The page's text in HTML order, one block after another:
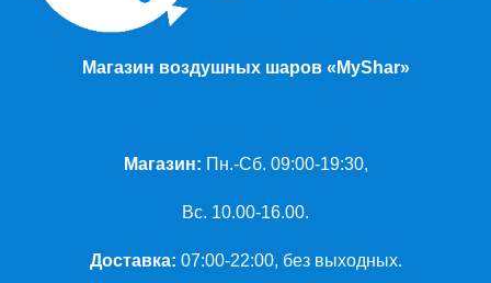
Магазин воздушных шаров «MyShar»
Магазин: Пн.-Сб. 09:00-19:30,
Вс. 10.00-16.00.
Доставка: 07:00-22:00, без выходных.